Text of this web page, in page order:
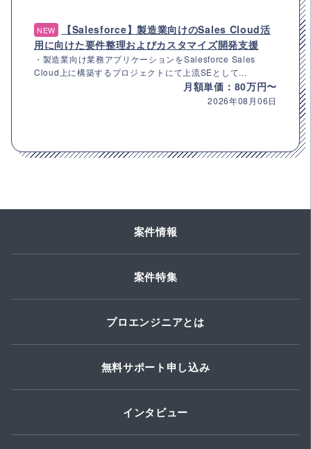
NEW
【Salesforce】製造業向けのSales Cloud活
用に向けた要件整理およびカスタマイズ開発支援
・製造業向け業務アプリケーションをSalesforce Sales
Cloud上に構築するプロジェクトにて上流SEとして...
月額単価：80万円〜
2026年08月06日
案件情報
案件特集
プロエンジニアとは
無料サポート申し込み
インタビュー